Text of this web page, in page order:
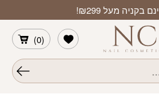
בקניה מעל ₪299!
(
0
)
הרשימה שלי